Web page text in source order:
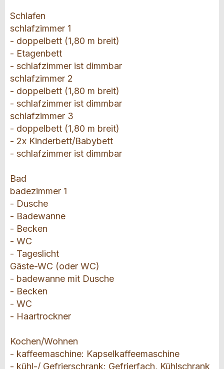
Schlafen
schlafzimmer 1
- doppelbett (1,80 m breit)
- Etagenbett
- schlafzimmer ist dimmbar
schlafzimmer 2
- doppelbett (1,80 m breit)
- schlafzimmer ist dimmbar
schlafzimmer 3
- doppelbett (1,80 m breit)
- 2x Kinderbett/Babybett
- schlafzimmer ist dimmbar
Bad
badezimmer 1
- Dusche
- Badewanne
- Becken
- WC
- Tageslicht
Gäste-WC (oder WC)
- badewanne mit Dusche
- Becken
- WC
- Haartrockner
Kochen/Wohnen
- kaffeemaschine: Kapselkaffeemaschine
- kühl-/ Gefrierschrank: Gefrierfach, Kühlschrank